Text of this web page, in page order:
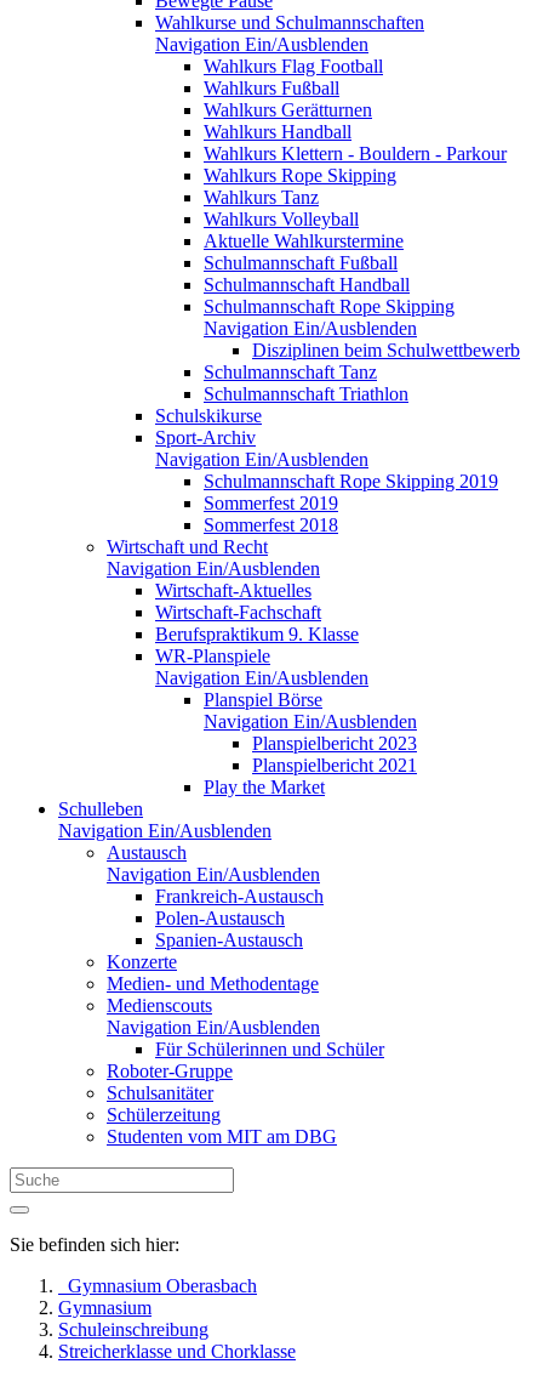
Wahlkurse und Schulmannschaften
Navigation Ein/Ausblenden
Wahlkurs Flag Football
Wahlkurs Fußball
Wahlkurs Gerätturnen
Wahlkurs Handball
Wahlkurs Klettern - Bouldern - Parkour
Wahlkurs Rope Skipping
Wahlkurs Tanz
Wahlkurs Volleyball
Aktuelle Wahlkurstermine
Schulmannschaft Fußball
Schulmannschaft Handball
Schulmannschaft Rope Skipping
Navigation Ein/Ausblenden
Disziplinen beim Schulwettbewerb
Schulmannschaft Tanz
Schulmannschaft Triathlon
Schulskikurse
Sport-Archiv
Navigation Ein/Ausblenden
Schulmannschaft Rope Skipping 2019
Sommerfest 2019
Sommerfest 2018
Wirtschaft und Recht
Navigation Ein/Ausblenden
Wirtschaft-Aktuelles
Wirtschaft-Fachschaft
Berufspraktikum 9. Klasse
WR-Planspiele
Navigation Ein/Ausblenden
Planspiel Börse
Navigation Ein/Ausblenden
Planspielbericht 2023
Planspielbericht 2021
Play the Market
Schulleben
Navigation Ein/Ausblenden
Austausch
Navigation Ein/Ausblenden
Frankreich-Austausch
Polen-Austausch
Spanien-Austausch
Konzerte
Medien- und Methodentage
Medienscouts
Navigation Ein/Ausblenden
Für Schülerinnen und Schüler
Roboter-Gruppe
Schulsanitäter
Schülerzeitung
Studenten vom MIT am DBG
Sie befinden sich hier:
Gymnasium Oberasbach
Gymnasium
Schuleinschreibung
Streicherklasse und Chorklasse